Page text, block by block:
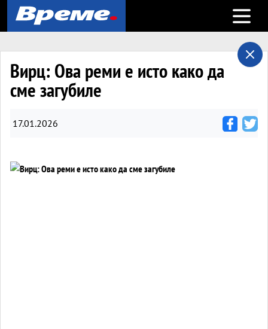
Open
Вирц: Ова реми е исто како да
сме загубиле
17.01.2026